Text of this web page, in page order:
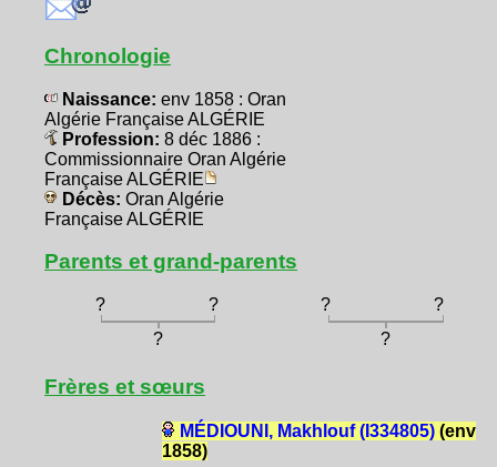
Chronologie
Naissance: env 1858 : Oran
Algérie Française ALGÉRIE
Profession: 8 déc 1886 :
Commissionnaire Oran Algérie
Française ALGÉRIE
Décès: Oran Algérie
Française ALGÉRIE
Parents et grand-parents
? ? ?
?
?
?
Frères et sœurs
MÉDIOUNI, Makhlouf (I334805)(env
1858)